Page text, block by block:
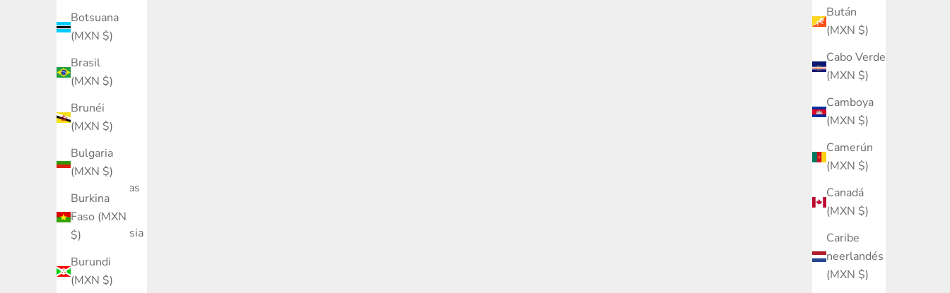
Bután
(MXN $)
Cabo Verde
(MXN $)
Camboya
(MXN $)
Camerún
(MXN $)
Canadá
(MXN $)
Caribe
neerlandés
(MXN $)
Botsuana
(MXN $)
Brasil
(MXN $)
Brunéi
(MXN $)
Bulgaria
(MXN $)
Burkina
Faso (MXN
$)
Burundi
(MXN $)
(MXN $)
(MXN $)
(MXN $)
(MXN $)
Bermudas
(MXN $)
Bielorrusia
Bolivia